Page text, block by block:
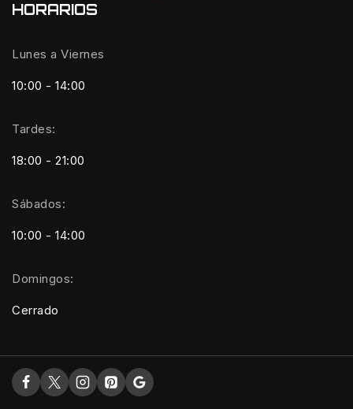
HORARIOS
Lunes a Viernes
10:00 - 14:00
Tardes:
18:00 - 21:00
Sábados:
10:00 - 14:00
Domingos:
Cerrado